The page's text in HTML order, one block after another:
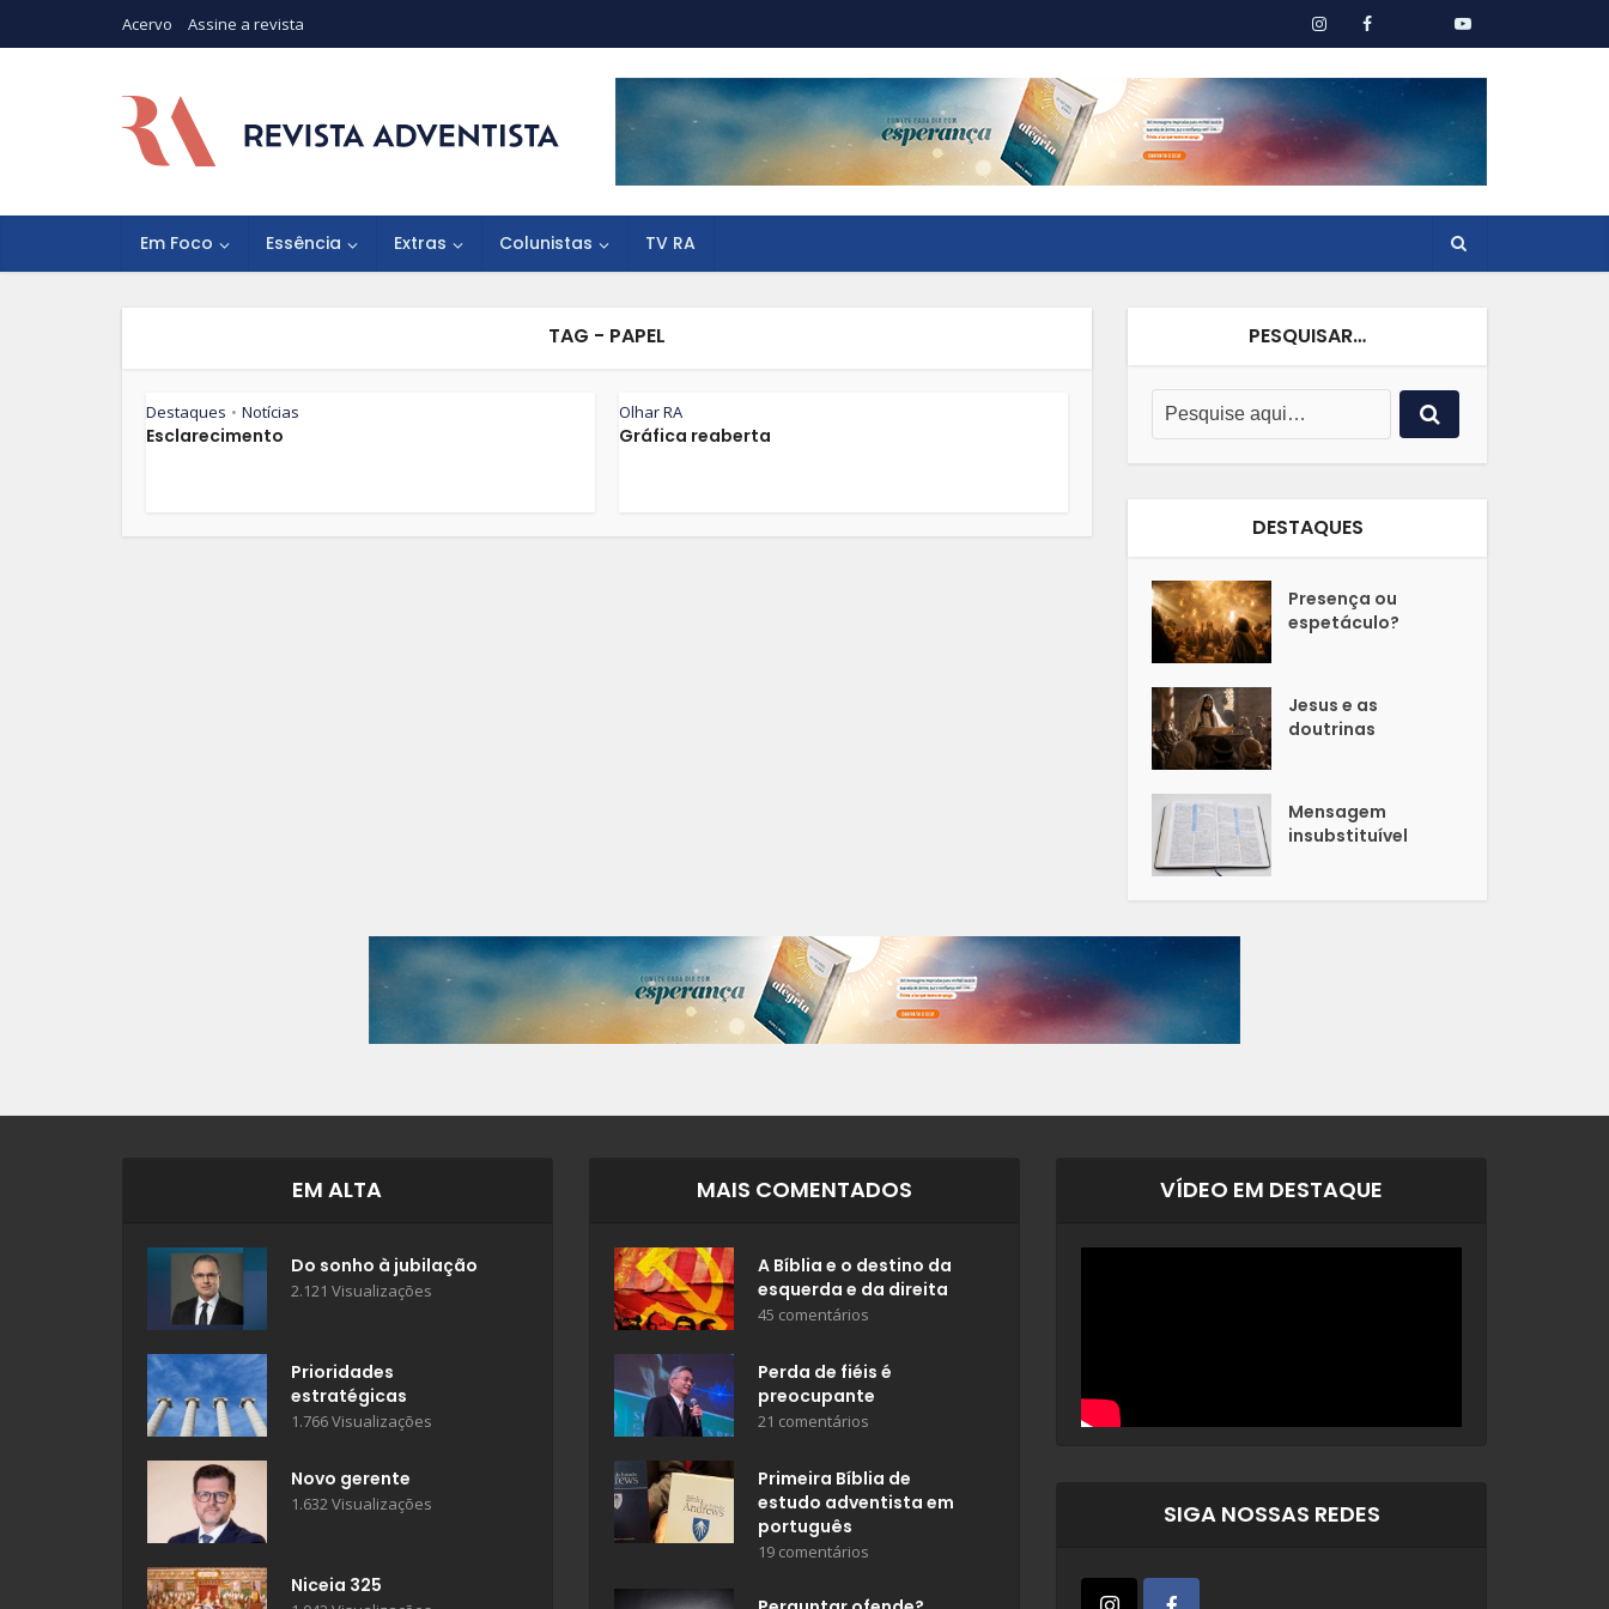
Acervo Assine a revista
Em Foco Essência Extras Colunistas TV RA
TAG - PAPEL
Destaques • Notícias
Esclarecimento
Olhar RA
Gráfica reaberta
PESQUISAR…
DESTAQUES
Presença ou
espetáculo?
Jesus e as
doutrinas
Mensagem
insubstituível
EM ALTA
Do sonho à jubilação
2.121 Visualizações
Prioridades
estratégicas
1.766 Visualizações
Novo gerente
1.632 Visualizações
Niceia 325
MAIS COMENTADOS
A Bíblia e o destino da
esquerda e da direita
45 comentários
Perda de fiéis é
preocupante
21 comentários
Primeira Bíblia de
estudo adventista em
português
19 comentários
VÍDEO EM DESTAQUE
SIGA NOSSAS REDES